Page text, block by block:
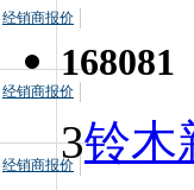
经销商报价
经销商报价
经销商报价
168081
3铃木